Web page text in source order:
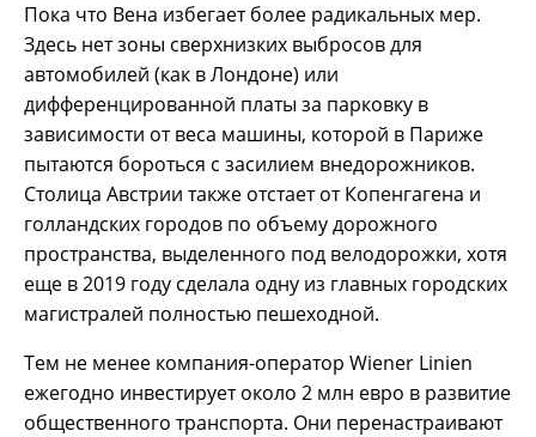
Пока что Вена избегает более радикальных мер.
Здесь нет зоны сверхнизких выбросов для
автомобилей (как в Лондоне) или
дифференцированной платы за парковку в
зависимости от веса машины, которой в Париже
пытаются бороться с засилием внедорожников.
Столица Австрии также отстает от Копенгагена и
голландских городов по объему дорожного
пространства, выделенного под велодорожки, хотя
еще в 2019 году сделала одну из главных городских
магистралей полностью пешеходной.
Тем не менее компания-оператор Wiener Linien
ежегодно инвестирует около 2 млн евро в развитие
общественного транспорта. Они перенастраивают